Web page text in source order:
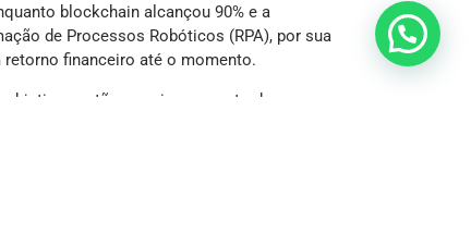
blockchain alcançou 90% e a
de Processos Robóticos (RPA), por sua
retorno financeiro até o momento.
estão o aprimoramento da